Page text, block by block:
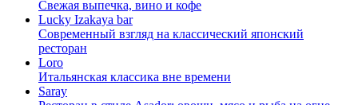
Свежая выпечка, вино и кофе
Lucky Izakaya bar
Современный взгляд на классический японский
ресторан
Loro
Итальянская классика вне времени
Saray